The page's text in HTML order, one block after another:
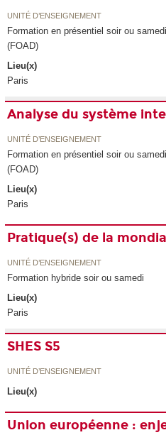
UNITÉ D’ENSEIGNEMENT
Formation en présentiel soir ou
(FOAD)
Lieu(x)
Paris
Analyse du système
UNITÉ D’ENSEIGNEMENT
Formation en présentiel soir ou
(FOAD)
Lieu(x)
Paris
Pratique(s) de la
UNITÉ D’ENSEIGNEMENT
Formation hybride soir ou samedi
Lieu(x)
Paris
SHES S5
UNITÉ D’ENSEIGNEMENT
Lieu(x)
Union européenne :